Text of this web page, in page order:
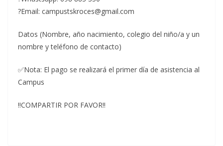
?Email: campustskroces@gmail.com
Datos (Nombre, año nacimiento, colegio del niño/a y un
nombre y teléfono de contacto)
✅Nota: El pago se realizará el primer día de asistencia al
Campus
‼️COMPARTIR POR FAVOR‼️